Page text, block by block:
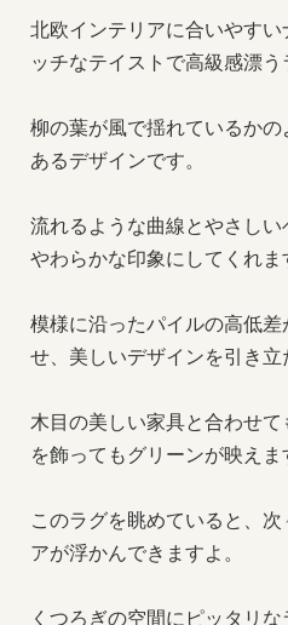
北欧インテリアに合いやすい
ッチなテイストで高級感漂う
柳の葉が風で揺れているか
あるデザインです。
流れるような曲線とやさし
やわらかな印象にしてくれま
模様に沿ったパイルの高低
せ、美しいデザインを引き立
木目の美しい家具と合わせ
を飾ってもグリーンが映えま
このラグを眺めていると、
アが浮かんできますよ。
くつろぎの空間にピッタリ